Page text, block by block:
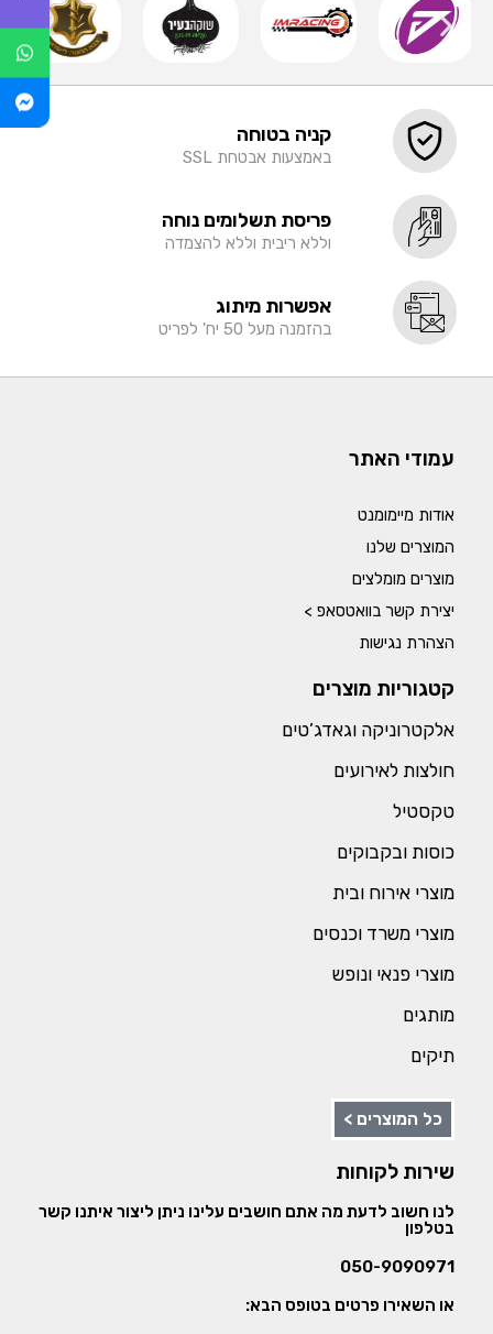
קניה בטוחה
באמצעות אבטחת SSL
פריסת תשלומים נוחה
וללא ריבית וללא להצמדה
אפשרות מיתוג
בהזמנה מעל 50 יח' לפריט
עמודי האתר
אודות מיימומנט
המוצרים שלנו
מוצרים מומלצים
יצירת קשר בוואטסאפ >
הצהרת נגישות
קטגוריות מוצרים
אלקטרוניקה וגאדג’טים
חולצות לאירועים
טקסטיל
כוסות ובקבוקים
מוצרי אירוח ובית
מוצרי משרד וכנסים
מוצרי פנאי ונופש
מותגים
תיקים
כל המוצרים >
שירות לקוחות
לנו חשוב לדעת מה אתם חושבים עלינו ניתן ליצור איתנו קשר
בטלפון
050-9090971
או השאירו פרטים בטופס הבא: